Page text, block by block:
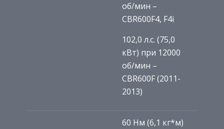
об/мин –
CBR600F4, F4i
102,0 л.с. (75,0
кВт) при 12000
об/мин –
CBR600F (2011-
2013)
60 Нм (6,1 кг*м)